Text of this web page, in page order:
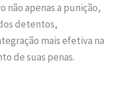
apenas a punição,
detentos,
mais efetiva na
de suas penas.